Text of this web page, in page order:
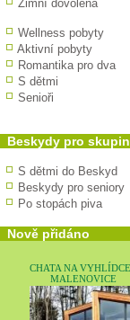
Zimní dovolená
Wellness pobyty
Aktivní pobyty
Romantika pro dva
S dětmi
Senioři
Beskydy pro
S dětmi do Beskyd
Beskydy pro seniory
Po stopách piva
Nově přidáno
CHATA NA
MALENOVICE